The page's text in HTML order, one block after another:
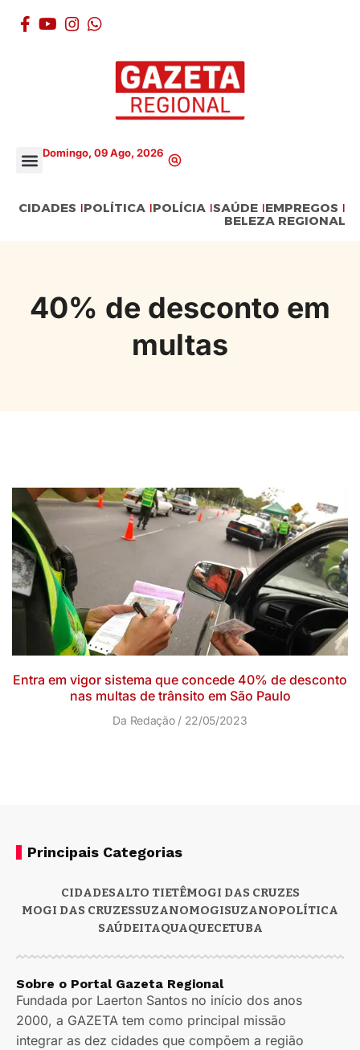
Domingo, 09 Ago, 2026
CIDADES POLÍTICA POLÍCIA SAÚDE EMPREGOS
BELEZA REGIONAL
40% de desconto em
multas
Entra em vigor sistema que concede 40% de desconto
nas multas de trânsito em São Paulo
Da Redação 22/05/2023
Principais Categorias
CIDADESALTO TIETÊMOGI DAS CRUZES
MOGI DAS CRUZESSUZANOMOGISUZANOPOLÍTICA
SAÚDEITAQUAQUECETUBA
Sobre o Portal Gazeta Regional
Fundada por Laerton Santos no início dos anos
2000, a GAZETA tem como principal missão
integrar as dez cidades que compõem a região